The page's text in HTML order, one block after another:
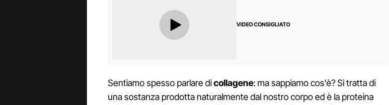
VIDEO CONSIGLIATO
Sentiamo spesso parlare dicollagene: ma sappiamo cos'è? Si tratta di
una sostanza prodotta naturalmente dal nostro corpo ed è la proteina